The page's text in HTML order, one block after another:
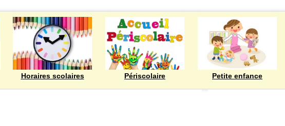
Horaires scolaires Périscolaire Petite enfance